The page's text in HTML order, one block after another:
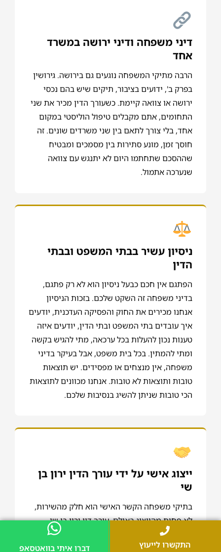
דיני משפחה ודיני ירושה במשרד
אחד
הרבה מתיקי המשפחה נוגעים גם בירושה. גירושין
בפרק ב', ידועים בציבור, תיקים שיש בהם נכסי
ירושה או צוואה קיימת. כשעורך הדין מכיר את שני
התחומים, אתם מקבלים טיפול הוליסטי במקום
אחד, בלי צורך לתאם בין שני משרדים שונים. זה
חוסך זמן, מונע סתירות בין מסמכים ומבטיח
שההסכם שתחתמו היום לא יתנגש עם צוואה
שנערכה אתמול.
ניסיון עשיר בבתי המשפט ובבתי
הדין
הפתגם אין חכם כבעל ניסיון הוא לא רק פתגם,
בדיני משפחה זה השקט שלכם. בזכות הניסיון
אנחנו מכירים את החוק והפסיקה העדכנית, יודעים
איך עובדים בתי המשפט ובתי הדין, יודעים איזה
טענות נכון להעלות בכל ערכאה, מתי להגיש בקשה
ומתי להמתין. בכל בית משפט, אבל בעיקר בדיני
משפחה, אין מנצחים או מפסידים. יש תוצאות
טובות ותוצאות לא טובות. אנחנו מכוונים לתוצאות
הכי טובות שניתן להשיג בנסיבות שלכם.
ייצוג אישי על ידי עורך הדין ירון בן
שי
בתיקי משפחה הקשר האישי הוא חלק מהשירות,
לא פחות מהייצוג באולם. עורך דין ירון בן שי
החליט בתחילת דרכו ללוות כל לקוח באופן אישי.
הוא מכיר כל תיק לאורכו ולרוחבו, איתו תיפגשו
התקשרו לייעוץ דברו איתי בוואטסאפ